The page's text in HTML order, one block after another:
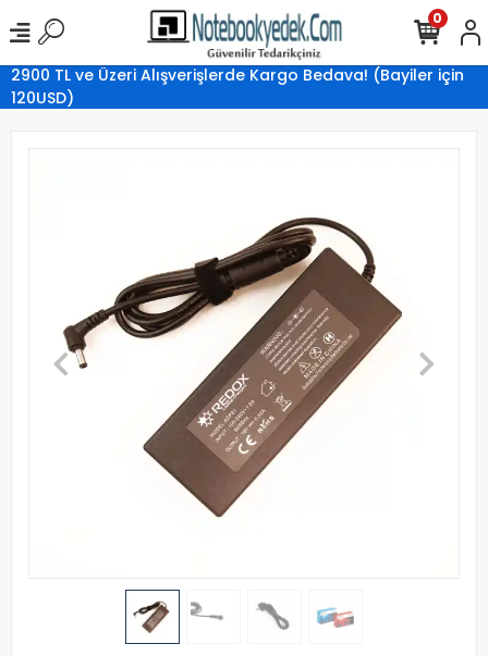
2900 TL ve Üzeri Alışverişlerde Kargo Bedava! (Bayiler için
120USD)
0